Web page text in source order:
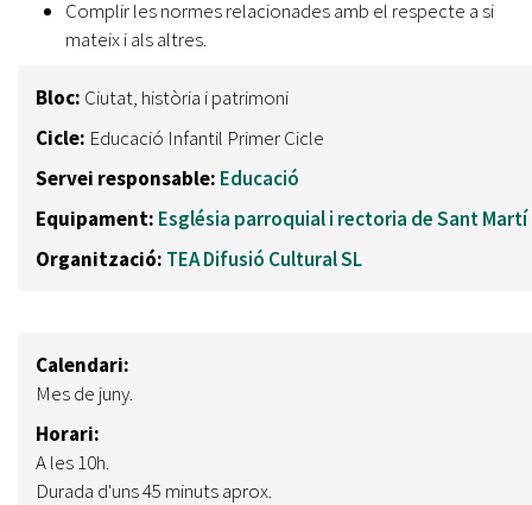
Complir les normes relacionades amb el respecte a si
mateix i als altres.
Bloc: Ciutat, història i patrimoni
Cicle: Educació Infantil Primer Cicle
Servei responsable: Educació
Equipament: Església parroquial i rectoria de Sant Martí
Organització: TEA Difusió Cultural SL
Calendari:
Mes de juny.
Horari:
A les 10h.
Durada d'uns 45 minuts aprox.